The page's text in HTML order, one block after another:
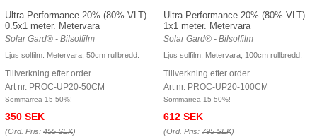
Ultra Performance 20% (80% VLT).
0.5x1 meter. Metervara
Solar Gard® - Bilsolfilm
Ljus solfilm. Metervara, 50cm rullbredd.
Tillverkning efter order
Art nr. PROC-UP20-50CM
Sommarrea 15-50%!
350 SEK
(Ord. Pris: 455 SEK)
Ultra Performance 20% (80% VLT).
1x1 meter. Metervara
Solar Gard® - Bilsolfilm
Ljus solfilm. Metervara, 100cm rullbredd.
Tillverkning efter order
Art nr. PROC-UP20-100CM
Sommarrea 15-50%!
612 SEK
(Ord. Pris: 795 SEK)